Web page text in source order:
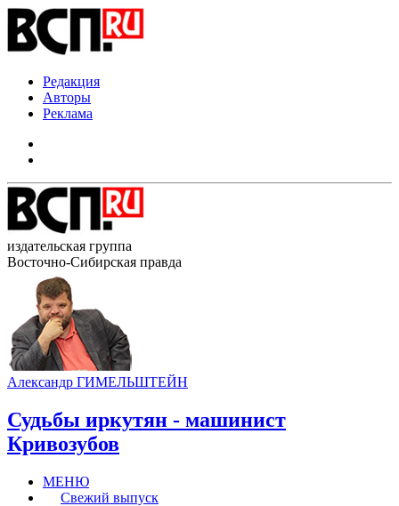
Редакция
Авторы
Реклама
издательская группа
Восточно-Сибирская правда
Александр ГИМЕЛЬШТЕЙН
Судьбы иркутян - машинист
Кривозубов
МЕНЮ
Свежий выпуск